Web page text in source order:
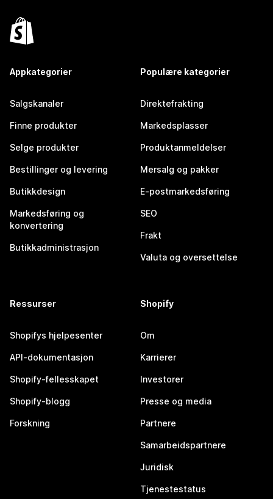
Appkategorier
Salgskanaler
Finne produkter
Selge produkter
Bestillinger og levering
Butikkdesign
Markedsføring og
konvertering
Butikkadministrasjon
Populære kategorier
Direktefrakting
Markedsplasser
Produktanmeldelser
Mersalg og pakker
E-postmarkedsføring
SEO
Frakt
Valuta og oversettelse
Ressurser
Shopifys hjelpesenter
API-dokumentasjon
Shopify-fellesskapet
Shopify-blogg
Forskning
Shopify
Om
Karrierer
Investorer
Presse og media
Partnere
Samarbeidspartnere
Juridisk
Tjenestestatus